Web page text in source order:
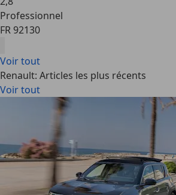
Professionnel
FR 92130
Voir tout
Renault: Articles les plus récents
Voir tout